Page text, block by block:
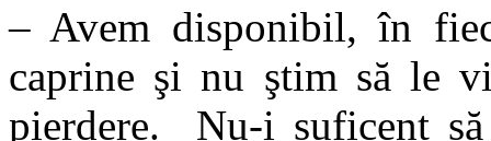
– Avem disponibil, în
caprine şi nu ştim să le
pierdere. Nu-i suficent